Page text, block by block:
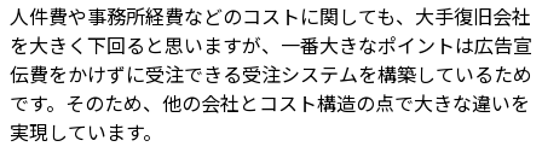
人件費や事務所経費などのコストに関しても、大手復旧会社
を大きく下回ると思いますが、一番大きなポイントは広告宣
伝費をかけずに受注できる受注システムを構築しているため
です。そのため、他の会社とコスト構造の点で大きな違いを
実現しています。